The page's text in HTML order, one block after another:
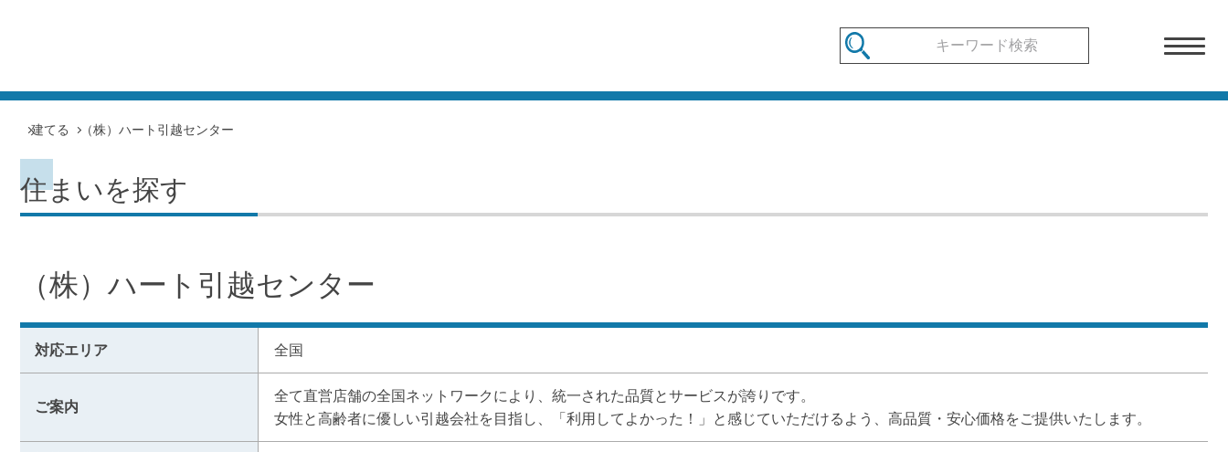
建てる （株）ハート引越センター
住まいを探す
（株）ハート引越センター
対応エリア 全国
ご案内
全て直営店舗の全国ネットワークにより、統一された品質とサービスが誇りです。
女性と高齢者に優しい引越会社を目指し、「利用してよかった！」と感じていただけるよう、高品質・安心価格をご提供いたします。